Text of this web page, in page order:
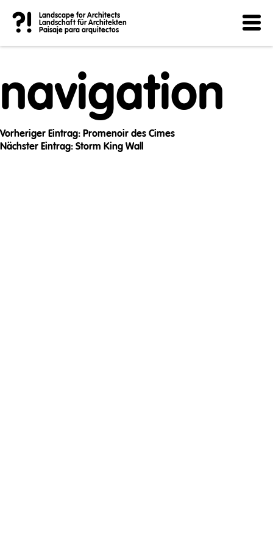
?!
Landscape for Architects
Landschaft für Architekten
Paisaje para arquitectos
Post
navigation
Vorheriger Eintrag: Promenoir des Cimes
Nächster Eintrag: Storm King Wall